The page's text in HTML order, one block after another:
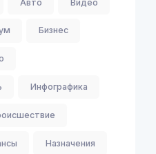
Авто Видео
Бизнес
Инфографика
Назначения